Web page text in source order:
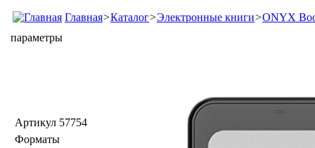
Главная>Каталог>Электронные книги>ONYX
параметры
Артикул 57754
Форматы